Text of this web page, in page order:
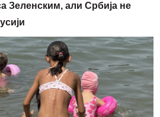
Зеленским, али Србија не